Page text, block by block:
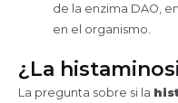
de la enzima DAO,
en el organismo.
¿La
La pregunta sobre si la